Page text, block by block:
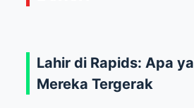
Lahir di Rapids: Apa
Mereka Tergerak